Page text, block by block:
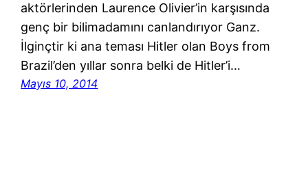
aktörlerinden Laurence Olivier’in karşısında
genç bir bilimadamını canlandırıyor Ganz.
İlginçtir ki ana teması Hitler olan Boys from
Brazil’den yıllar sonra belki de Hitler’i…
Mayıs 10, 2014